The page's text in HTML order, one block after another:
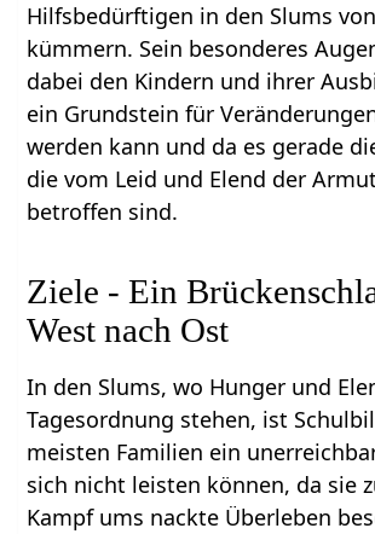
Hilfsbedürftigen in den Slums
kümmern. Sein besonderes
dabei den Kindern und ihrer
ein Grundstein für
werden kann und da es gerade
die vom Leid und Elend der
betroffen sind.
Ziele - Ein
West nach Ost
In den Slums, wo Hunger und
Tagesordnung stehen, ist
meisten Familien ein
sich nicht leisten können, da sie
Kampf ums nackte Überleben